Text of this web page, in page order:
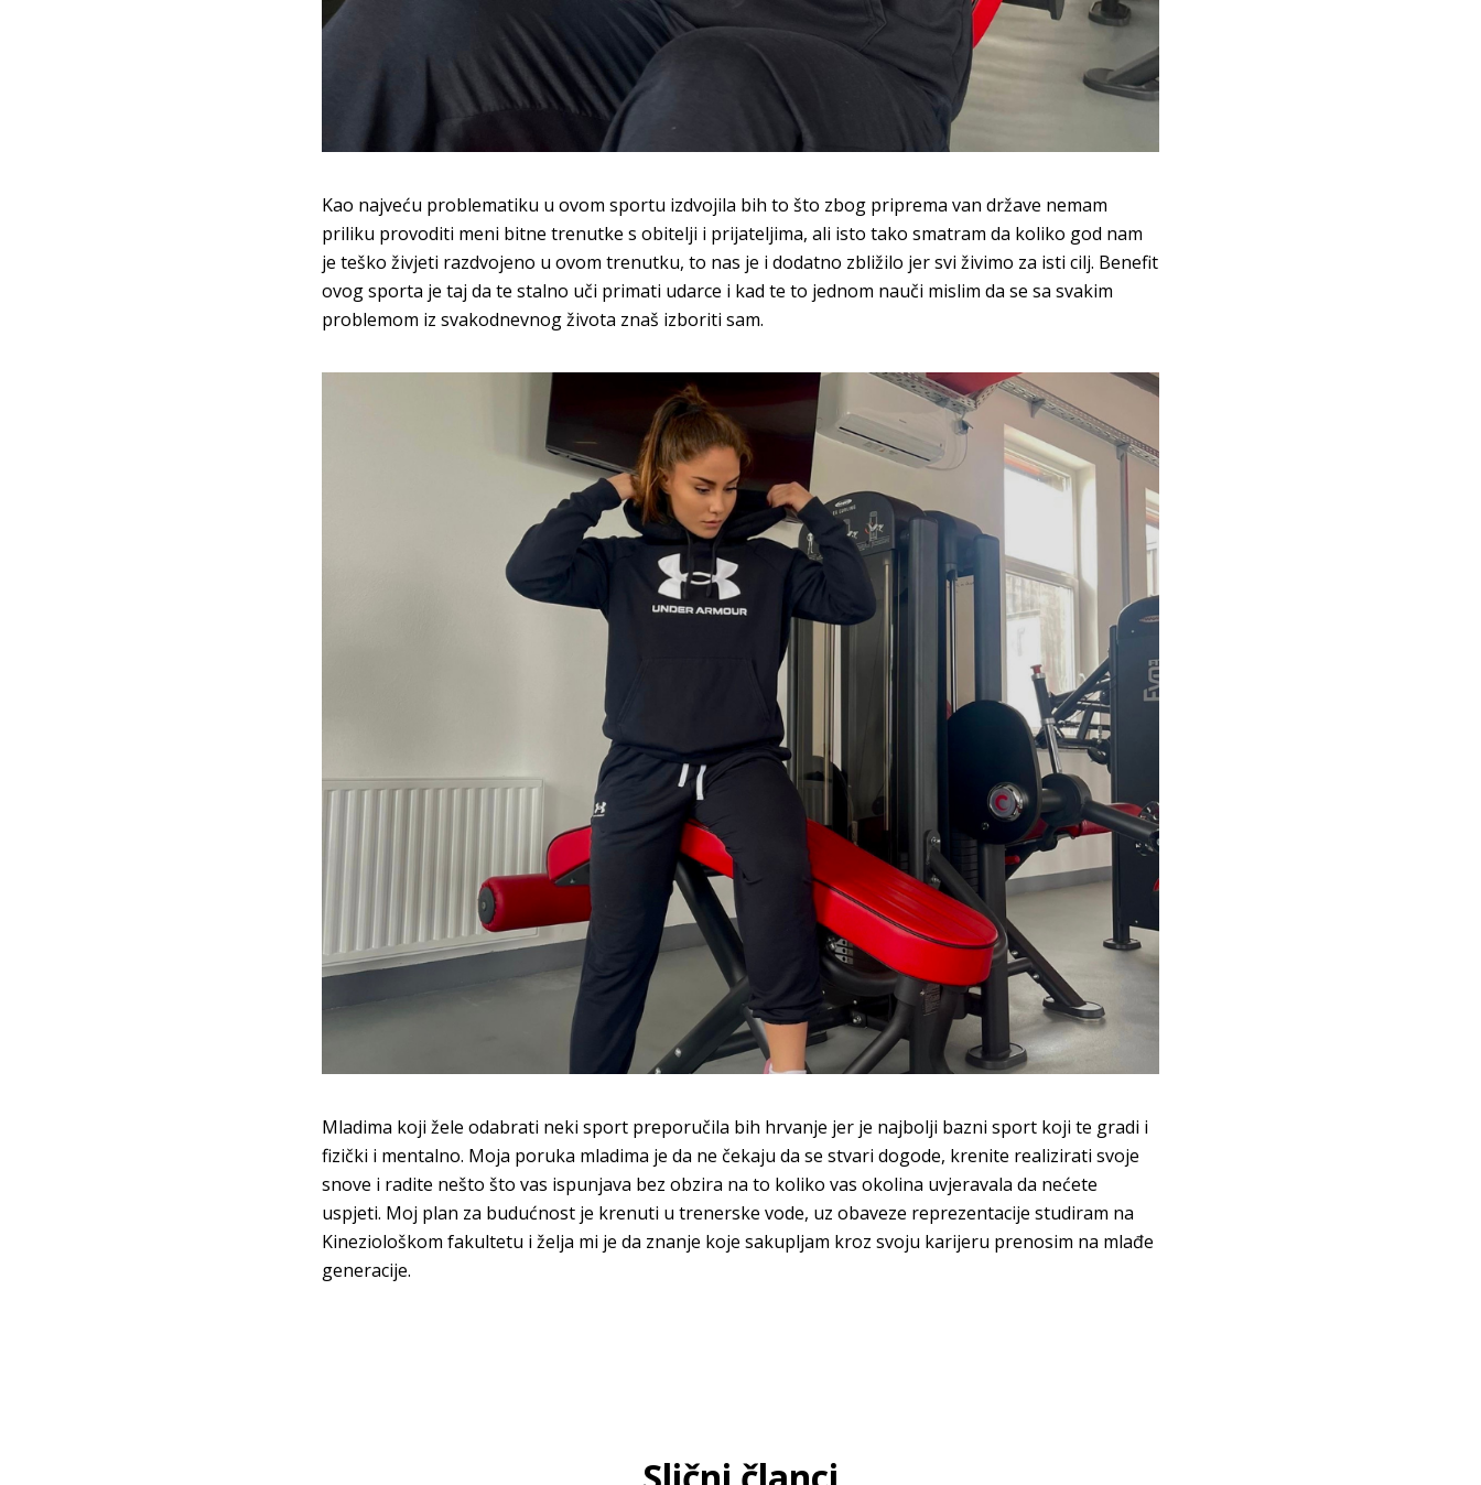
Kao najveću problematiku u ovom sportu izdvojila bih to što zbog priprema van države nemam
priliku provoditi meni bitne trenutke s obitelji i prijateljima, ali isto tako smatram da koliko god nam
je teško živjeti razdvojeno u ovom trenutku, to nas je i dodatno zbližilo jer svi živimo za isti cilj. Benefit
ovog sporta je taj da te stalno uči primati udarce i kad te to jednom nauči mislim da se sa svakim
problemom iz svakodnevnog života znaš izboriti sam.
Mladima koji žele odabrati neki sport preporučila bih hrvanje jer je najbolji bazni sport koji te gradi i
fizički i mentalno. Moja poruka mladima je da ne čekaju da se stvari dogode, krenite realizirati svoje
snove i radite nešto što vas ispunjava bez obzira na to koliko vas okolina uvjeravala da nećete
uspjeti. Moj plan za budućnost je krenuti u trenerske vode, uz obaveze reprezentacije studiram na
Kineziološkom fakultetu i želja mi je da znanje koje sakupljam kroz svoju karijeru prenosim na mlađe
generacije.